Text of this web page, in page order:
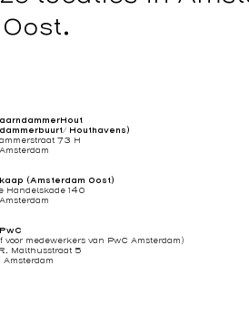
Houthavens)
73 H
(Amsterdam Oost)
Handelskade 140
voor medewerkers van PwC Amsterdam)
Malthusstraat 5